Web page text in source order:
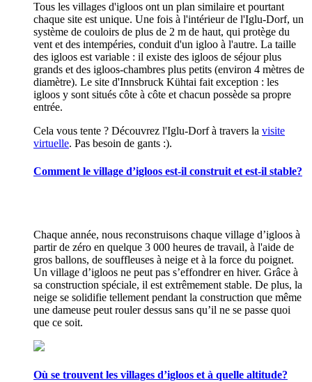
Tous les villages d'igloos ont un plan similaire et pourtant
chaque site est unique. Une fois à l'intérieur de l'Iglu-Dorf, un
système de couloirs de plus de 2 m de haut, qui protège du
vent et des intempéries, conduit d'un igloo à l'autre. La taille
des igloos est variable : il existe des igloos de séjour plus
grands et des igloos-chambres plus petits (environ 4 mètres de
diamètre). Le site d'Innsbruck Kühtai fait exception : les
igloos y sont situés côte à côte et chacun possède sa propre
entrée.
Cela vous tente ? Découvrez l'Iglu-Dorf à travers la visite
virtuelle. Pas besoin de gants :).
Comment le village d’igloos est-il construit et est-il stable?
Chaque année, nous reconstruisons chaque village d’igloos à
partir de zéro en quelque 3 000 heures de travail, à l'aide de
gros ballons, de souffleuses à neige et à la force du poignet.
Un village d’igloos ne peut pas s’effondrer en hiver. Grâce à
sa construction spéciale, il est extrêmement stable. De plus, la
neige se solidifie tellement pendant la construction que même
une dameuse peut rouler dessus sans qu’il ne se passe quoi
que ce soit.
Où se trouvent les villages d’igloos et à quelle altitude?